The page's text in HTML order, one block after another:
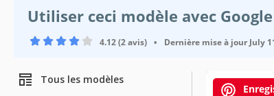
Utiliser ceci modèle avec
4.12 (2 avis) • Dernière mise à jour July
Tous les modèles